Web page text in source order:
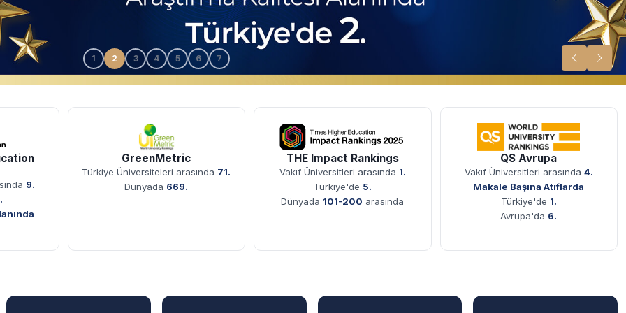
1 2 3 4 5 6 7
9.
GreenMetric
Türkiye Üniversiteleri arasında 71.
Dünyada 669.
THE Impact Rankings
Vakıf Üniversitleri arasında 1.
Türkiye'de 5.
Dünyada 101-200 arasında
QS Avrupa
Vakıf Üniversitleri arasında 4.
Makale Başına Atıflarda
Türkiye'de 1.
Avrupa'da 6.